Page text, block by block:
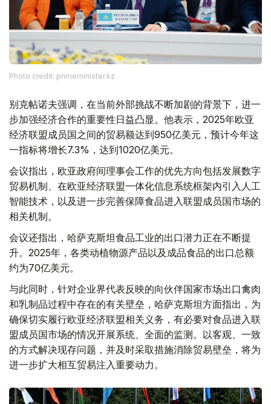
Photo credit: primeminister.kz
别克帖诺夫强调，在当前外部挑战不断加剧的背景下，进一
步加强经济合作的重要性日益凸显。他表示，2025年欧亚
经济联盟成员国之间的贸易额达到950亿美元，预计今年这
一指标将增长7.3%，达到1020亿美元。
会议指出，欧亚政府间理事会工作的优先方向包括发展数字
贸易机制、在欧亚经济联盟一体化信息系统框架内引入人工
智能技术，以及进一步完善保障食品进入联盟成员国市场的
相关机制。
会议还指出，哈萨克斯坦食品工业的出口潜力正在不断提
升。2025年，各类动植物源产品以及成品食品的出口总额
约为70亿美元。
与此同时，针对企业界代表反映的向伙伴国家市场出口禽肉
和乳制品过程中存在的有关壁垒，哈萨克斯坦方面指出，为
确保切实履行欧亚经济联盟相关义务，有必要对食品进入联
盟成员国市场的情况开展系统、全面的监测。以客观、一致
的方式解决现存问题，并及时采取措施消除贸易壁垒，将为
进一步扩大相互贸易注入重要动力。